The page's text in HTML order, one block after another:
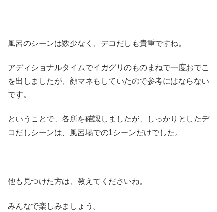
風呂のシーンは数少なく、デコだしも貴重ですね。
アディショナルタイムでイガグリのものまねで一度おでこ
を出しましたが、顔マネもしていたので参考にはならない
です。
ということで、各所を確認しましたが、しっかりとしたデ
コだしシーンは、風呂場での1シーンだけでした。
他も見つけた方は、教えてくださいね。
みんなで楽しみましょう。